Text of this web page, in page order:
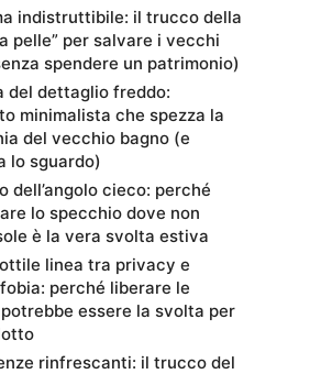
indistruttibile: il trucco della
pelle” per salvare i vecchi
spendere un patrimonio)
del dettaglio freddo:
minimalista che spezza la
del vecchio bagno (e
lo sguardo)
dell’angolo cieco: perché
lo specchio dove non
è la vera svolta estiva
linea tra privacy e
perché liberare le
essere la svolta per
rinfrescanti: il trucco del